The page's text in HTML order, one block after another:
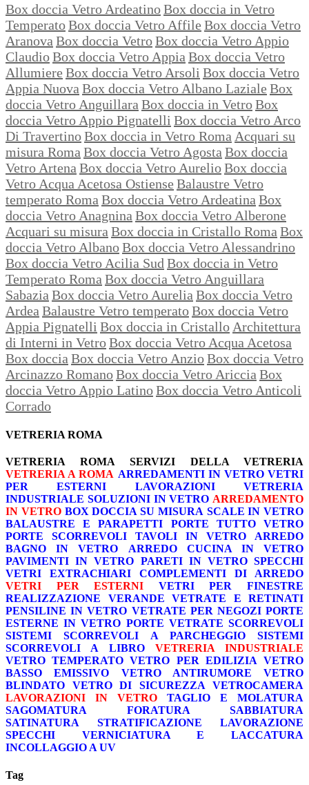
Box doccia Vetro ArdeatinoBox doccia in Vetro
TemperatoBox doccia Vetro Affile Box doccia Vetro
Aranova Box doccia VetroBox doccia Vetro Appio
ClaudioBox doccia Vetro Appia Box doccia Vetro
Allumiere Box doccia Vetro Arsoli Box doccia Vetro
Appia Nuova Box doccia Vetro Albano Laziale Box
doccia Vetro Anguillara Box doccia in VetroBox
doccia Vetro Appio Pignatelli Box doccia Vetro Arco
Di TravertinoBox doccia in Vetro Roma Acquari su
misura Roma Box doccia Vetro Agosta Box doccia
Vetro Artena Box doccia Vetro AurelioBox doccia
Vetro Acqua Acetosa Ostiense Balaustre Vetro
temperato Roma Box doccia Vetro Ardeatina Box
doccia Vetro Anagnina Box doccia Vetro Alberone
Acquari su misura Box doccia in Cristallo Roma Box
doccia Vetro AlbanoBox doccia Vetro Alessandrino
Box doccia Vetro Acilia Sud Box doccia in Vetro
Temperato Roma Box doccia Vetro Anguillara
Sabazia Box doccia Vetro Aurelia Box doccia Vetro
Ardea Balaustre Vetro temperatoBox doccia Vetro
Appia Pignatelli Box doccia in Cristallo Architettura
di Interni in VetroBox doccia Vetro Acqua Acetosa
Box doccia Box doccia Vetro AnzioBox doccia Vetro
Arcinazzo RomanoBox doccia Vetro Ariccia Box
doccia Vetro Appio LatinoBox doccia Vetro Anticoli
Corrado
VETRERIA ROMA
VETRERIA ROMA
SERVIZI DELLA VETRERIA
VETRERIA A ROMA ARREDAMENTI IN VETRO VETRI
PER ESTERNI
LAVORAZIONI
VETRERIA
INDUSTRIALE SOLUZIONI IN VETRO ARREDAMENTO
IN VETRO BOX DOCCIA SU MISURA SCALE IN VETRO
BALAUSTRE E PARAPETTI
PORTE TUTTO VETRO
PORTE SCORREVOLI
TAVOLI IN VETRO
ARREDO
BAGNO IN VETRO
ARREDO CUCINA IN VETRO
PAVIMENTI IN VETRO PARETI IN VETRO SPECCHI
VETRI EXTRACHIARI
COMPLEMENTI DI ARREDO
VETRI PER ESTERNI
VETRI PER FINESTRE
REALIZZAZIONE VERANDE
VETRATE E RETINATI
PENSILINE IN VETRO VETRATE PER NEGOZI PORTE
ESTERNE IN VETRO PORTE VETRATE SCORREVOLI
SISTEMI SCORREVOLI A PARCHEGGIO
SISTEMI
SCORREVOLI A LIBRO
VETRERIA INDUSTRIALE
VETRO TEMPERATO VETRO PER EDILIZIA VETRO
BASSO EMISSIVO
VETRO ANTIRUMORE
VETRO
BLINDATO
VETRO DI SICUREZZA
VETROCAMERA
LAVORAZIONI IN VETRO
TAGLIO E MOLATURA
SAGOMATURA
FORATURA
SABBIATURA
SATINATURA
STRATIFICAZIONE
LAVORAZIONE
SPECCHI
VERNICIATURA E LACCATURA
INCOLLAGGIO A UV
Tag